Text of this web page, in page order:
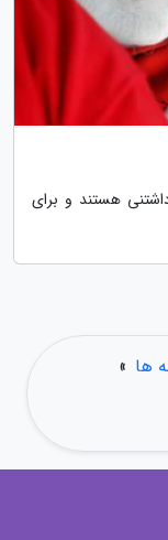
هستند و برای
ها »